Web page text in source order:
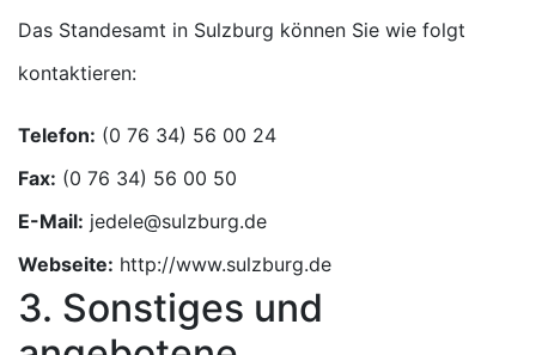
Das Standesamt in Sulzburg können Sie wie folgt
kontaktieren:
Telefon:
Fax:
E-Mail:
Webseite: http://www.sulzburg.de
3. Sonstiges und